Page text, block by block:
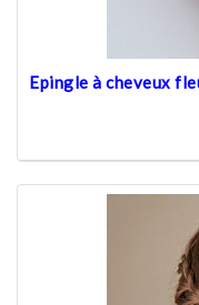
Epingle à cheveux